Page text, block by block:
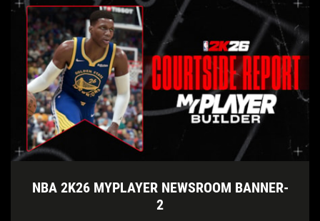
NBA 2K26 MYPLAYER NEWSROOM BANNER-
2